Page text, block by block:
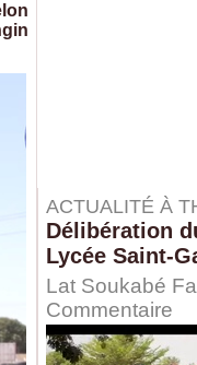
ACTUALITÉ À
Délibération
Lycée Saint-
Lat Soukabé
Commentaire